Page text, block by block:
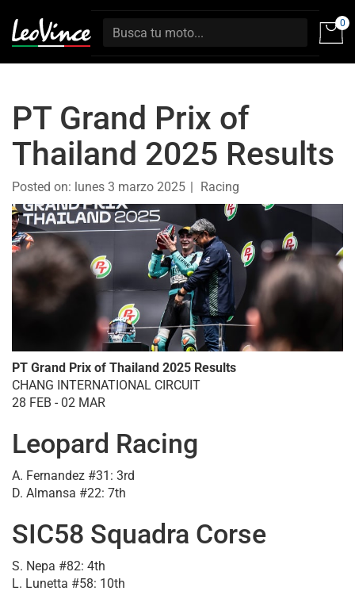
0
PT Grand Prix of
Thailand 2025 Results
Posted on: lunes 3 marzo 2025 Racing
PT Grand Prix of Thailand 2025 Results
CHANG INTERNATIONAL CIRCUIT
28 FEB - 02 MAR
Leopard Racing
A. Fernandez #31: 3rd
D. Almansa #22: 7th
SIC58 Squadra Corse
S. Nepa #82: 4th
L. Lunetta #58: 10th